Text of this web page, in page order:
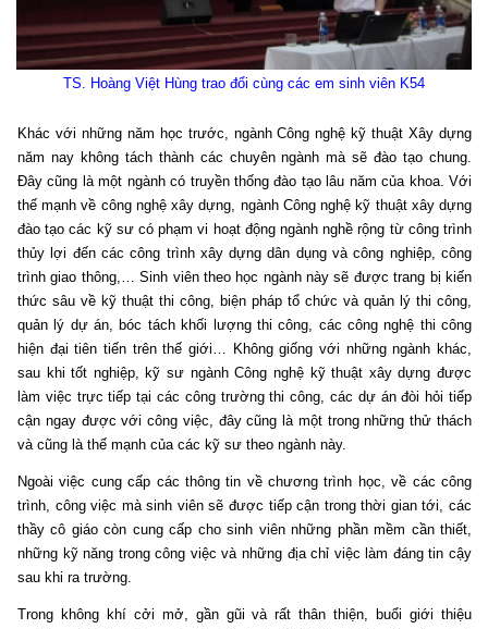
TS. Hoàng Việt Hùng trao đổi cùng các em sinh viên K54
Khác với những năm học trước, ngành Công nghệ kỹ thuật Xây dựng
năm nay không tách thành các chuyên ngành mà sẽ đào tạo chung.
Đây cũng là một ngành có truyền thống đào tạo lâu năm của khoa. Với
thế mạnh về công nghệ xây dựng, ngành Công nghệ kỹ thuật xây dựng
đào tạo các kỹ sư có phạm vi hoạt động ngành nghề rộng từ công trình
thủy lợi đến các công trình xây dựng dân dụng và công nghiệp, công
trình giao thông,… Sinh viên theo học ngành này sẽ được trang bị kiến
thức sâu về kỹ thuật thi công, biện pháp tổ chức và quản lý thi công,
quản lý dự án, bóc tách khối lượng thi công, các công nghệ thi công
hiện đại tiên tiến trên thế giới… Không giống với những ngành khác,
sau khi tốt nghiệp, kỹ sư ngành Công nghệ kỹ thuật xây dựng được
làm việc trực tiếp tại các công trường thi công, các dự án đòi hỏi tiếp
cận ngay được với công việc, đây cũng là một trong những thử thách
và cũng là thế mạnh của các kỹ sư theo ngành này.
Ngoài việc cung cấp các thông tin về chương trình học, về các công
trình, công việc mà sinh viên sẽ được tiếp cận trong thời gian tới, các
thầy cô giáo còn cung cấp cho sinh viên những phần mềm cần thiết,
những kỹ năng trong công việc và những địa chỉ việc làm đáng tin cậy
sau khi ra trường.
Trong không khí cởi mở, gần gũi và rất thân thiện, buổi giới thiệu